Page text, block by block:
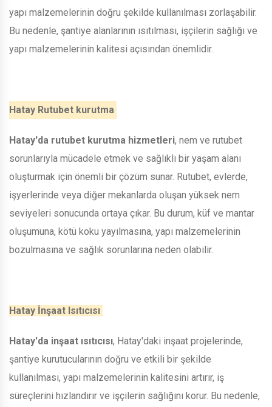
yapı malzemelerinin doğru şekilde kullanılması zorlaşabilir.
Bu nedenle, şantiye alanlarının ısıtılması, işçilerin sağlığı ve
yapı malzemelerinin kalitesi açısından önemlidir.
Hatay Rutubet kurutma
Hatay'da rutubet kurutma hizmetleri, nem ve rutubet
sorunlarıyla mücadele etmek ve sağlıklı bir yaşam alanı
oluşturmak için önemli bir çözüm sunar. Rutubet, evlerde,
işyerlerinde veya diğer mekanlarda oluşan yüksek nem
seviyeleri sonucunda ortaya çıkar. Bu durum, küf ve mantar
oluşumuna, kötü koku yayılmasına, yapı malzemelerinin
bozulmasına ve sağlık sorunlarına neden olabilir.
Hatay İnşaat Isıtıcısı
Hatay'da inşaat ısıtıcısı, Hatay'daki inşaat projelerinde,
şantiye kurutucularının doğru ve etkili bir şekilde
kullanılması, yapı malzemelerinin kalitesini artırır, iş
süreçlerini hızlandırır ve işçilerin sağlığını korur. Bu nedenle,